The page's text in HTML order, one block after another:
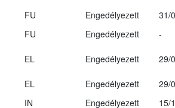
FU Engedélyezett
31/
FU Engedélyezett
-
EL Engedélyezett
29/
EL Engedélyezett
29/
IN Engedélyezett
15/